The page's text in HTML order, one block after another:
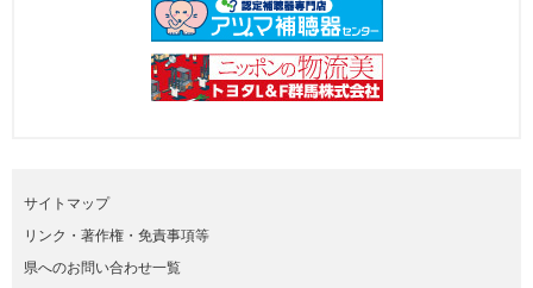
サイトマップ
リンク・著作権・免責事項等
県へのお問い合わせ一覧